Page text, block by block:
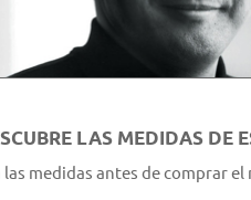
LAS MEDIDAS DE
las medidas antes de comprar